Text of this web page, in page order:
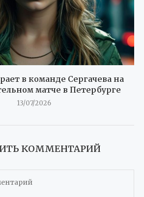
в команде Сергачева на
матче в Петербурге
13/07/2026
КОММЕНТАРИЙ